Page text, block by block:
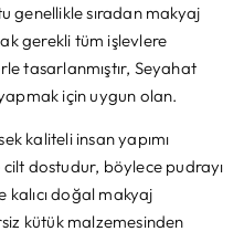
genellikle sıradan makyaj
gerekli tüm işlevlere
tasarlanmıştır, Seyahat
yapmak için uygun olan.
kaliteli insan yapımı
cilt dostudur, böylece pudrayı
doğal makyaj
kütük malzemesinden